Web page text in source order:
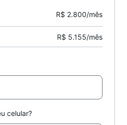
R$ 2.800/mês
R$ 5.155/mês
celular?